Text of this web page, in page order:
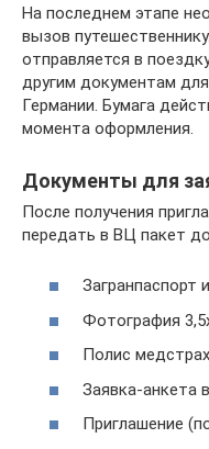
На последнем этапе
вызов
отправляется в
другим документам
Германии. Бумага
момента оформления.
Документы для
После получения
передать в ВЦ пакет
Загранпаспорт
Фотография
Полис
Заявка-анкета
Приглашение